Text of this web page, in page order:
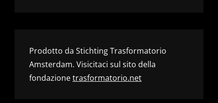
Prodotto da Stichting Trasformatorio
Amsterdam. Visicitaci sul sito della
fondazionetrasformatorio.net